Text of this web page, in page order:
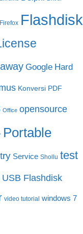
Firefox Flashdisk
Google Hard
Konversi PDF
Office opensource
Portable
Service Shollu test
USB Flashdisk
video tutorial windows 7